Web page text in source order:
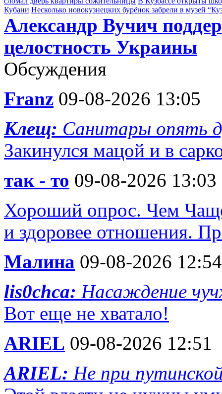
Кубани Несколько новокузнецких бурёнок забрели в музей
Александр Вучич
целостность Украины
Обсуждения
Franz 09-08-2026 13:05
Клещ: Санитары опять
Закинулся мацой и в
так - то 09-08-2026 13:03
Хороший опрос. Чем
и здоровее отношения.
Малина 09-08-2026 12:54
lis0chca: Насаждение
Вот еще не хватало!
ARIEL 09-08-2026 12:51
ARIEL: Не при